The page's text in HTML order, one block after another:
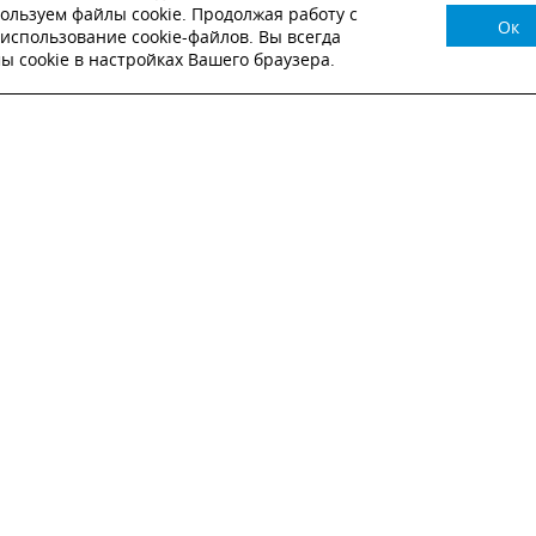
НУЖНА КОНСУЛЬТАЦИЯ?
ЗАЯВКУ И НАШ МЕНЕДЖЕР СВЯЖЕТСЯ
файлы cookie. Продолжая работу с
cookie-файлов. Вы всегда
cookie в настройках Вашего браузера.
Ок